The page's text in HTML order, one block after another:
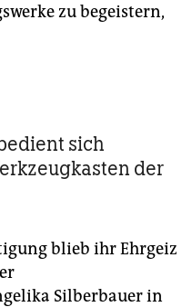
zu begeistern,
sich
der
blieb ihr Ehrgeiz
Silberbauer in